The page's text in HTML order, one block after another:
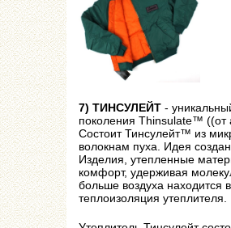
7) ТИНСУЛЕЙТ -
поколения Thinsulate™ ((от
Состоит Тинсулейт™ из
волокнам пуха. Идея
Изделия, утепленные
комфорт, удерживая
больше воздуха
теплоизоляция утеплителя.